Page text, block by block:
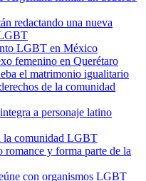
redactando una nueva
LGBT en México
femenino en Querétaro
el matrimonio igualitario
de la comunidad
a personaje latino
la comunidad LGBT
y forma parte de la
con organismos LGBT